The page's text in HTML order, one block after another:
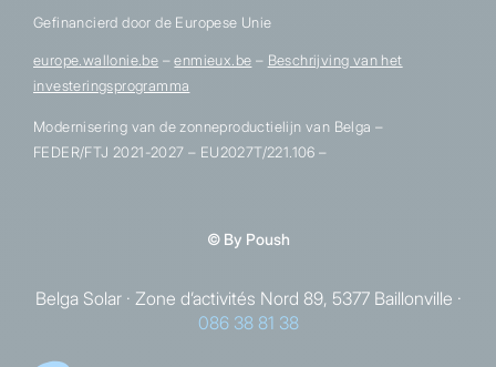
Gefinancierd door de Europese Unie
europe.wallonie.be –enmieux.be – Beschrijving van het
investeringsprogramma
Modernisering van de zonneproductielijn van Belga –
FEDER/FTJ 2021-2027 – EU2027T/221.106 –
© By Poush
Belga Solar · Zone d’activités Nord 89, 5377 Baillonville ·
086 38 81 38